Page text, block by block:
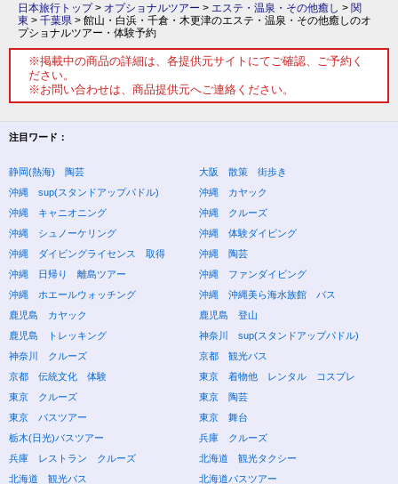
日本旅行トップ> オプショナルツアー > エステ・温泉・その他癒し > 関
東 > 千葉県 > 館山・白浜・千倉・木更津のエステ・温泉・その他癒しのオ
プショナルツアー・体験予約
※掲載中の商品の詳細は、各提供元サイトにてご確認、ご予約く
ださい。
※お問い合わせは、商品提供元へご連絡ください。
注目ワード：
静岡(熱海) 陶芸
大阪 散策 街歩き
沖縄 sup(スタンドアップパドル)
沖縄 カヤック
沖縄 キャニオニング
沖縄 クルーズ
沖縄 シュノーケリング
沖縄 体験ダイビング
沖縄 ダイビングライセンス 取得
沖縄 陶芸
沖縄 日帰り 離島ツアー
沖縄 ファンダイビング
沖縄 ホエールウォッチング
沖縄 沖縄美ら海水族館 バス
鹿児島 カヤック
鹿児島 登山
鹿児島 トレッキング
神奈川 sup(スタンドアップパドル)
神奈川 クルーズ
京都 観光バス
京都 伝統文化 体験
東京 着物他 レンタル コスプレ
東京 クルーズ
東京 陶芸
東京 バスツアー
東京 舞台
栃木(日光)バスツアー
兵庫 クルーズ
兵庫 レストラン クルーズ
北海道 観光タクシー
北海道 観光バス
北海道バスツアー